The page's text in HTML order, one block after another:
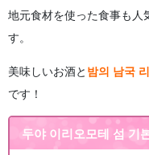
地元食材を使った食事も人
す。
美味しいお酒と 밤의 남국
です！
두야 이리오모테 섬 기